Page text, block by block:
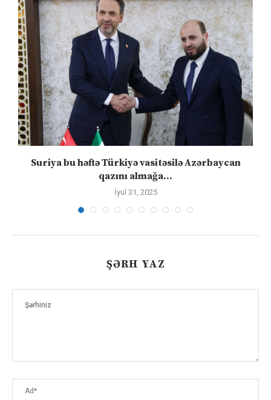
Suriya bu həftə Türkiyə vasitəsilə Azərbaycan
qazını almağa...
İyul 31, 2025
ŞƏRH YAZ